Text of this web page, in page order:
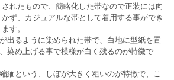
されたもので、簡略化した帯なので正装には向
かず、カジュアルな帯として着用する事ができ
ます。
出るように染められた帯で、白地に型紙を置
染め上げる事で模様が白く残るのが特徴で
緬という、しぼが大きく粗いのが特徴で、こ